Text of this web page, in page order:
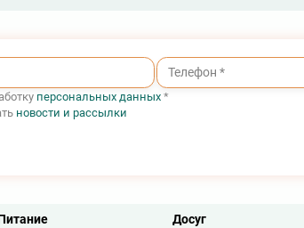
персональных данных *
новости и рассылки
Досуг